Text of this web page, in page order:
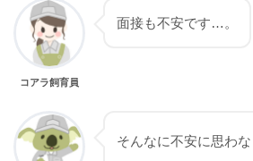
コアラ飼育員
面接も不安です…。
そんなに不安に思わ